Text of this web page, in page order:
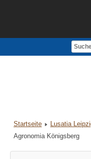
Impressum
Startseite Lusatia
Agronomia Königsberg